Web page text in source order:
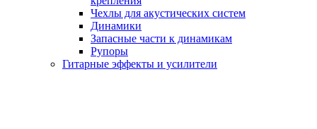
Чехлы для акустических систем
Динамики
Запасные части к динамикам
Рупоры
Гитарные эффекты и усилители